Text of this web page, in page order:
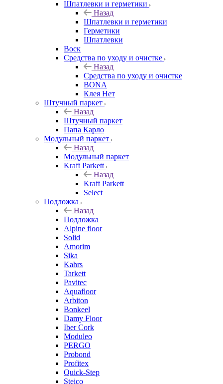
Шпатлевки и герметики
Назад
Шпатлевки и герметики
Герметики
Шпатлевки
Воск
Средства по уходу и очистке
Назад
Средства по уходу и очистке
BONA
Клея Нет
Штучный паркет
Назад
Штучный паркет
Папа Карло
Модульный паркет
Назад
Модульный паркет
Kraft Parkett
Назад
Kraft Parkett
Select
Подложка
Назад
Подложка
Alpine floor
Solid
Amorim
Sika
Kahrs
Tarkett
Pavitec
Aquafloor
Arbiton
Bonkeel
Damy Floor
Iber Cork
Moduleo
PERGO
Probond
Profitex
Quick-Step
Steico